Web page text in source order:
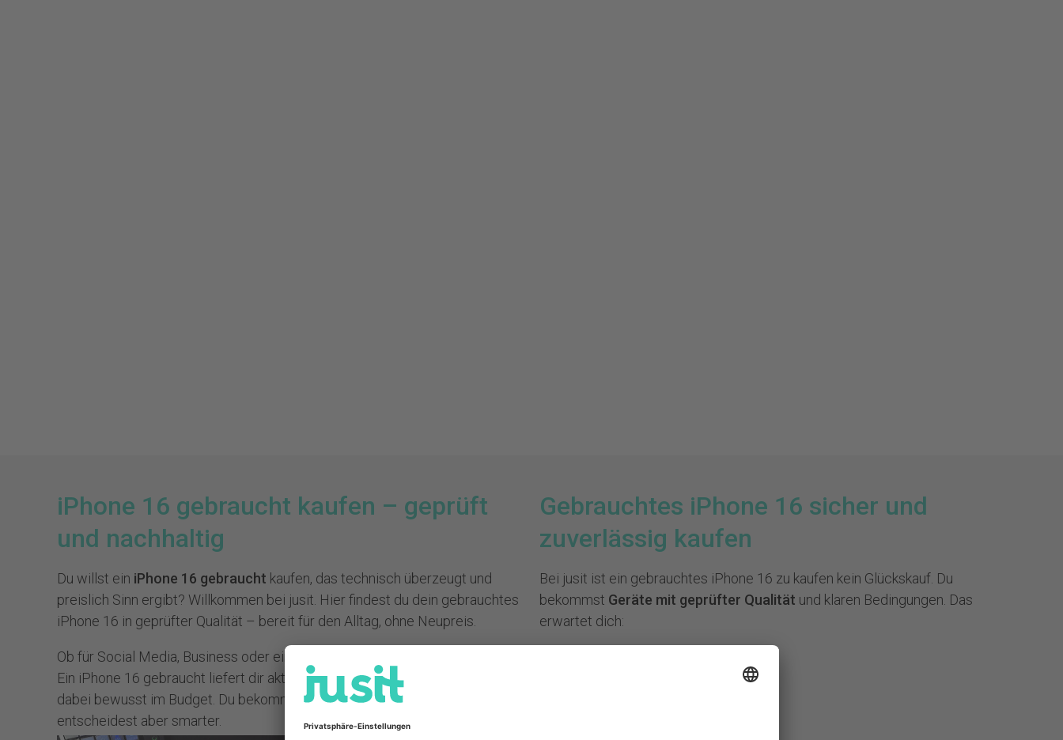
iPhone 16 gebraucht kaufen – geprüft
und nachhaltig
Du willst ein iPhone 16 gebraucht kaufen, das technisch überzeugt und
preislich Sinn ergibt? Willkommen bei jusit. Hier findest du dein gebrauchtes
iPhone 16 in geprüfter Qualität – bereit für den Alltag, ohne Neupreis.
Ob für Social Media, Business oder einfach als zuverlässiger Daily-Begleiter:
Ein iPhone 16 gebraucht liefert dir aktuelle Apple-Technologie und bleibt
dabei bewusst im Budget. Du bekommst die neueste Generation,
entscheidest aber smarter.
Gebrauchtes iPhone 16 sicher und
zuverlässig kaufen
Bei jusit ist ein gebrauchtes iPhone 16 zu kaufen kein Glückskauf. Du
bekommst Geräte mit geprüfter Qualität und klaren Bedingungen. Das
erwartet dich: